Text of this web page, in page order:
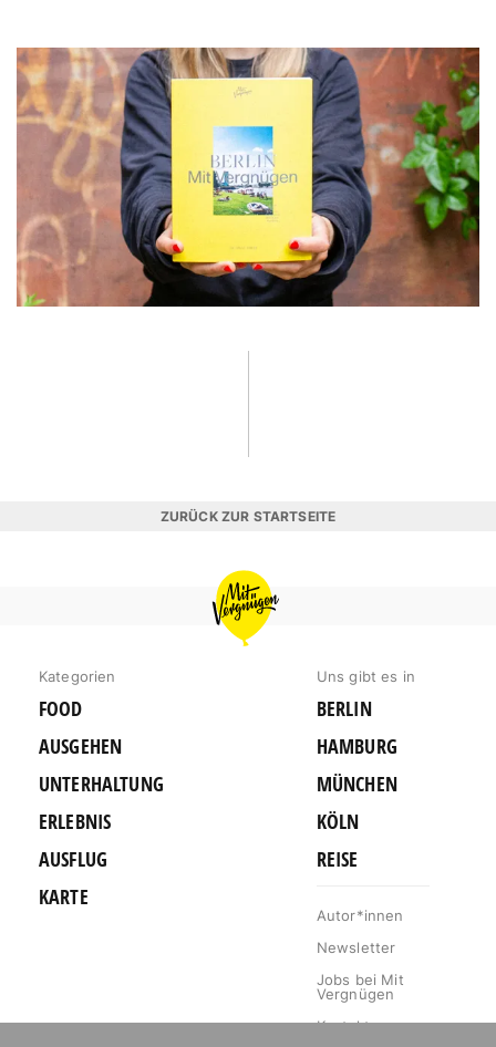
ZURÜCK ZUR STARTSEITE
MIT
VERGNÜGEN
BERLIN
Kategorien
FOOD
AUSGEHEN
UNTERHALTUNG
ERLEBNIS
AUSFLUG
KARTE
Uns gibt es in
BERLIN
HAMBURG
MÜNCHEN
KÖLN
REISE
Autor*innen
Newsletter
Jobs bei Mit
Vergnügen
Kontakt